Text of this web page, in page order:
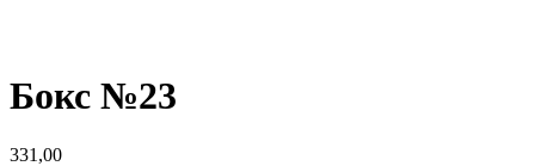
Бокс №23
331,00